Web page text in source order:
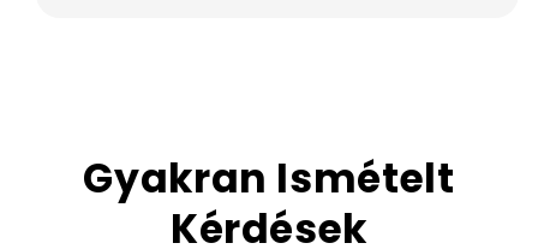
Gyakran Ismételt
Kérdések